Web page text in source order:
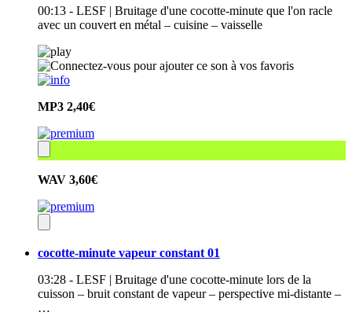
00:13 - LESF | Bruitage d'une cocotte-minute que l'on racle
avec un couvert en métal – cuisine – vaisselle
MP3 2,40€
WAV 3,60€
cocotte-minute vapeur constant 01
03:28 - LESF | Bruitage d'une cocotte-minute lors de la
cuisson – bruit constant de vapeur – perspective mi-distante –
…